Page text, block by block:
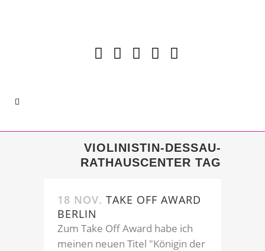
VIOLINISTIN-DESSAU-
RATHAUSCENTER TAG
18 NOV. TAKE OFF AWARD
BERLIN
Zum Take Off Award habe ich
meinen neuen Titel "Königin der